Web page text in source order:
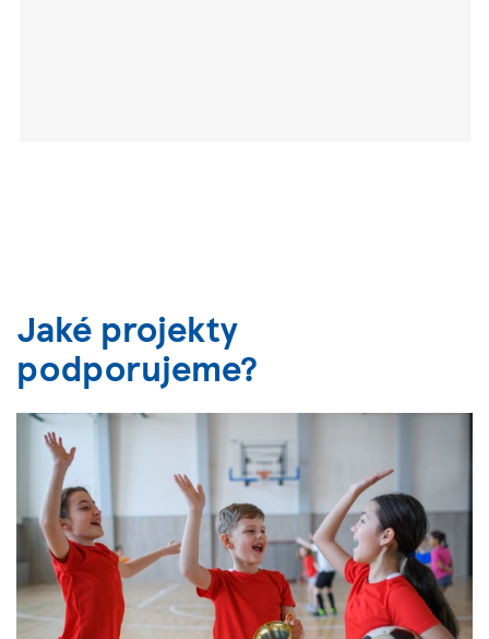
Jaké projekty
podporujeme?
Previous
Next
1
of
5